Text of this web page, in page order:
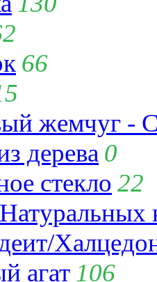
66
жемчуг -
дерева 0
стекло 22
агат 106